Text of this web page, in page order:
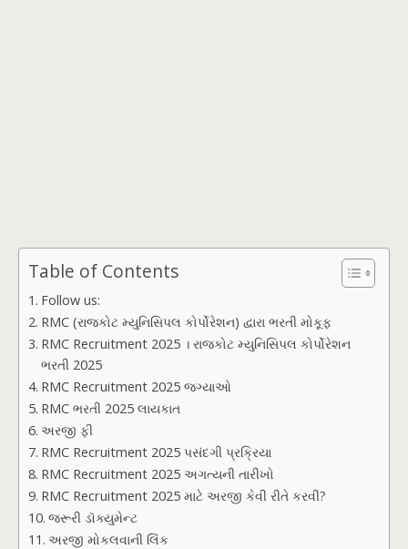
Table of Contents
Follow us:
RMC (રાજકોટ મ્યુનિસિપલ કોર્પોરેશન) દ્વારા ભરતી મોકૂફ
RMC Recruitment 2025 । રાજકોટ મ્યુનિસિપલ કોર્પોરેશન
ભરતી 2025
RMC Recruitment 2025 જગ્યાઓ
RMC ભરતી 2025 લાયકાત
અરજી ફી
RMC Recruitment 2025 પસંદગી પ્રક્રિયા
RMC Recruitment 2025 અગત્યની તારીખો
RMC Recruitment 2025 માટે અરજી કેવી રીતે કરવી?
જરૂરી ડૉક્યુમેન્ટ
અરજી મોકલવાની લિંક